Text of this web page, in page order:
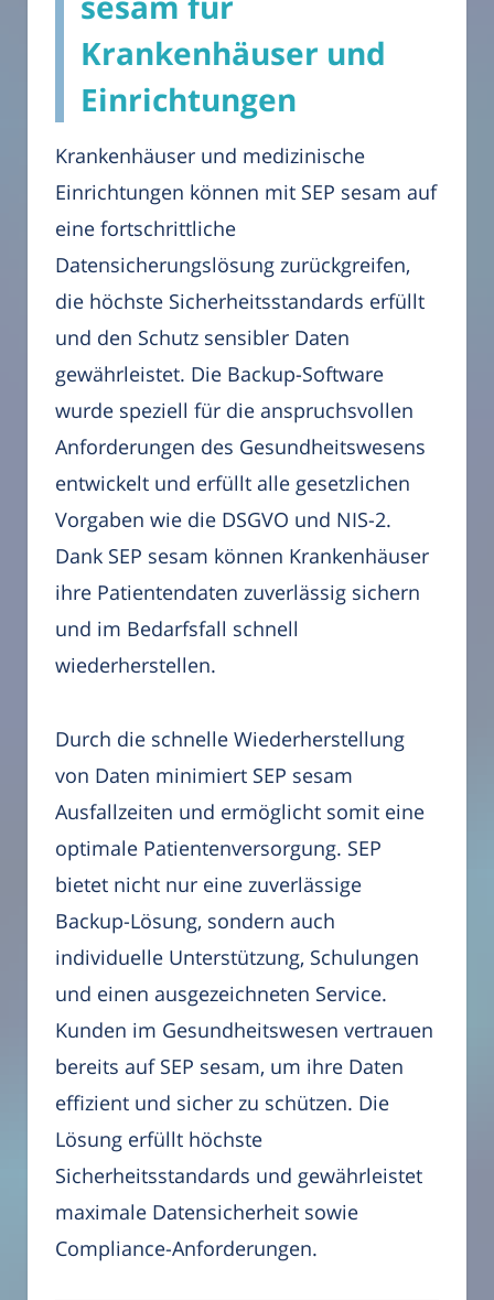
Krankenhäuser und
Einrichtungen
Krankenhäuser und medizinische
Einrichtungen können mit SEP sesam auf
eine fortschrittliche
Datensicherungslösung zurückgreifen,
die höchste Sicherheitsstandards erfüllt
und den Schutz sensibler Daten
gewährleistet. Die Backup-Software
wurde speziell für die anspruchsvollen
Anforderungen des Gesundheitswesens
entwickelt und erfüllt alle gesetzlichen
Vorgaben wie die DSGVO und NIS-2.
Dank SEP sesam können Krankenhäuser
ihre Patientendaten zuverlässig sichern
und im Bedarfsfall schnell
wiederherstellen.
Durch die schnelle Wiederherstellung
von Daten minimiert SEP sesam
Ausfallzeiten und ermöglicht somit eine
optimale Patientenversorgung. SEP
bietet nicht nur eine zuverlässige
Backup-Lösung, sondern auch
individuelle Unterstützung, Schulungen
und einen ausgezeichneten Service.
Kunden im Gesundheitswesen vertrauen
bereits auf SEP sesam, um ihre Daten
effizient und sicher zu schützen. Die
Lösung erfüllt höchste
Sicherheitsstandards und gewährleistet
maximale Datensicherheit sowie
Compliance-Anforderungen.